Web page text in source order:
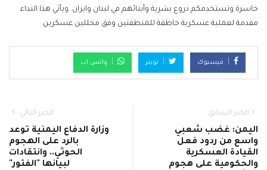
خاسرة وتستخدمكم دروع بشرية وأبنائهم في لبنان وايران. ويأتي هذا النداء
مقدمة لعملية عسكرية خاطفة للمنطقتين وفق محللين عسكرين
فيسبوك تويتر واتس اب
الخبر السابق
اليمن: غضب شعبي
واسع من ردود فعل
القيادة العسكرية
والحكومية على هجوم
الخبر التالي
وزارة الدفاع اليمنية توعد
بالرد على الهجوم
الحوثي.. وانتقادات
لبيانها "الفتور"